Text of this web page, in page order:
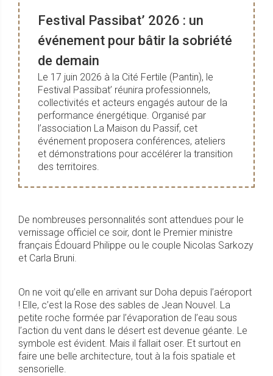
Festival Passibat’ 2026 : un
événement pour bâtir la sobriété
de demain
Le 17 juin 2026 à la Cité Fertile (Pantin), le
Festival Passibat’ réunira professionnels,
collectivités et acteurs engagés autour de la
performance énergétique. Organisé par
l’association La Maison du Passif, cet
événement proposera conférences, ateliers
et démonstrations pour accélérer la transition
des territoires.
De nombreuses personnalités sont attendues pour le
vernissage officiel ce soir, dont le Premier ministre
français Édouard Philippe ou le couple Nicolas Sarkozy
et Carla Bruni.
On ne voit qu’elle en arrivant sur Doha depuis l’aéroport
! Elle, c’est la Rose des sables de Jean Nouvel. La
petite roche formée par l’évaporation de l’eau sous
l’action du vent dans le désert est devenue géante. Le
symbole est évident. Mais il fallait oser. Et surtout en
faire une belle architecture, tout à la fois spatiale et
sensorielle.